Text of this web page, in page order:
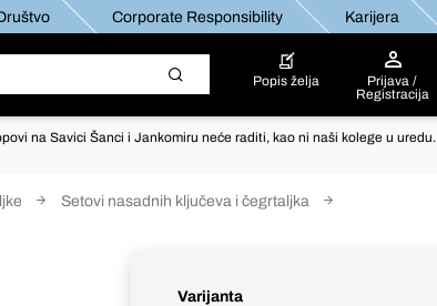
Corporate Responsibility Karijera
Popis želja
Prijava /
Registracija
na Savici Šanci i Jankomiru neće raditi, kao ni naši kolege u uredu.
Setovi nasadnih ključeva i čegrtaljka
Varijanta